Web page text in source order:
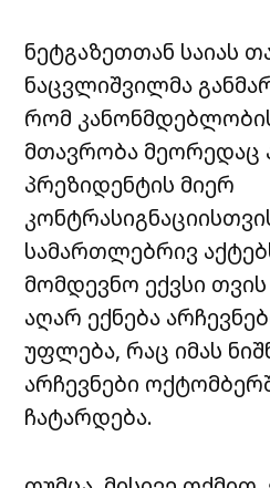
ნეტგაზეთთან საიას
ნაცვლიშვილმა
რომ
მთავრობა მეორედაც
პრეზიდენტის მიერ
სამართლებრივ
მომდევნო ექვსი
აღარ ექნება
უფლება, რაც იმას
არჩევნები
ჩატარდება.